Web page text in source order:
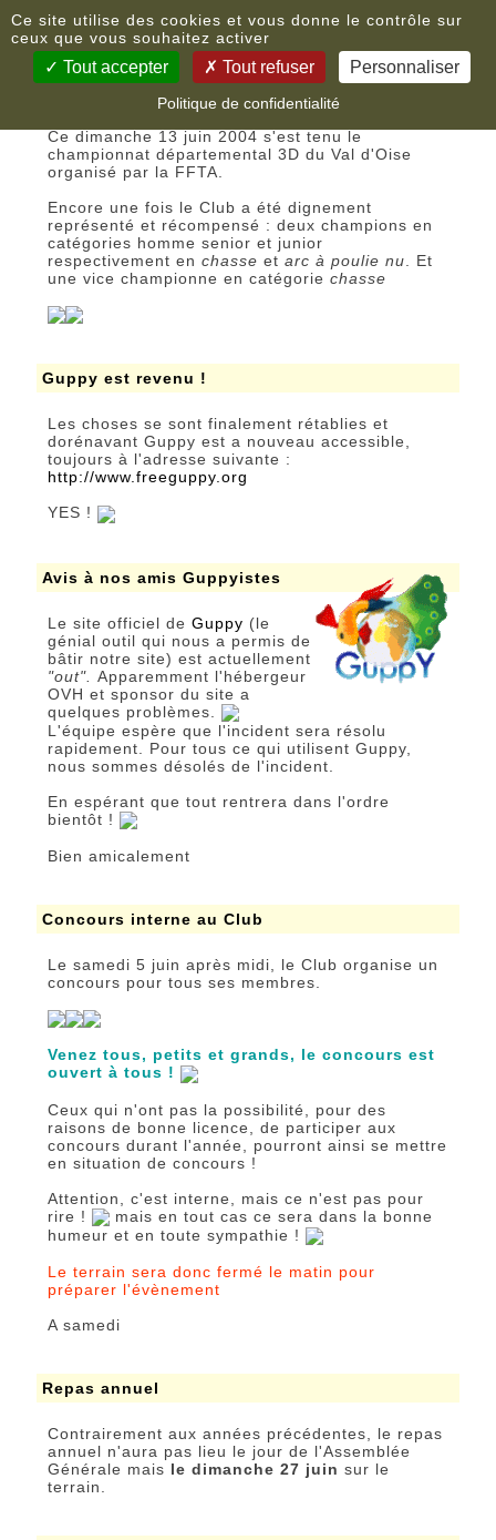
Nouvelles
Ce dimanche 13 juin 2004 s'est tenu le
championnat départemental 3D du Val d'Oise
organisé par la FFTA.
Encore une fois le Club a été dignement
représenté et récompensé : deux champions en
catégories homme senior et junior
respectivement en chasse et arc à poulie nu . Et
une vice championne en catégorie chasse
Guppy est revenu !
Les choses se sont finalement rétablies et
dorénavant Guppy est a nouveau accessible,
toujours à l'adresse suivante :
http://www.freeguppy.org
YES !
Avis à nos amis Guppyistes
Le site officiel de Guppy (le
génial outil qui nous a permis de
bâtir notre site) est actuellement
"out". Apparemment l'hébergeur
OVH et sponsor du site a
quelques problèmes.
L'équipe espère que l'incident sera résolu
rapidement. Pour tous ce qui utilisent Guppy,
nous sommes désolés de l'incident.
En espérant que tout rentrera dans l'ordre
bientôt !
Bien amicalement
Concours interne au Club
Le samedi 5 juin après midi, le Club organise un
concours pour tous ses membres.
Venez tous, petits et grands, le concours est
ouvert à tous !
Ceux qui n'ont pas la possibilité, pour des
raisons de bonne licence, de participer aux
concours durant l'année, pourront ainsi se mettre
en situation de concours !
Attention, c'est interne, mais ce n'est pas pour
rire !
mais en tout cas ce sera dans la bonne
humeur et en toute sympathie !
Le terrain sera donc fermé le matin pour
préparer l'évènement
A samedi
Repas annuel
Contrairement aux années précédentes, le repas
annuel n'aura pas lieu le jour de l'Assemblée
Générale mais le dimanche 27 juin sur le
terrain.
Ce site utilise des cookies et vous donne le contrôle sur
ceux que vous souhaitez activer
Tout accepter Tout refuser Personnaliser
Politique de confidentialité